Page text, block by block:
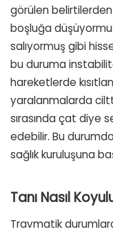
görülen belirtilerden
boşluğa
salıyormuş gibi
bu duruma
hareketlerde
yaralanmalarda
sırasında çat diye
edebilir. Bu
sağlık kuruluşuna
Tanı Nasıl
Travmatik